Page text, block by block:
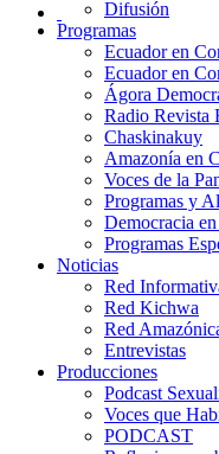
Difusión
Programas
Ecuador en
Ecuador en
Ágora
Radio Revista
Chaskinakuy
Amazonía en
Voces de la
Programas y
Democracia
Programas
Noticias
Red
Red Kichwa
Red
Entrevistas
Producciones
Podcast
Voces que
PODCAST